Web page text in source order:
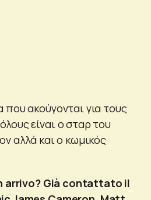
ακούγονται για τους
είναι ο σταρ του
αλλά και ο κωμικός
arrivo? Già contattato il